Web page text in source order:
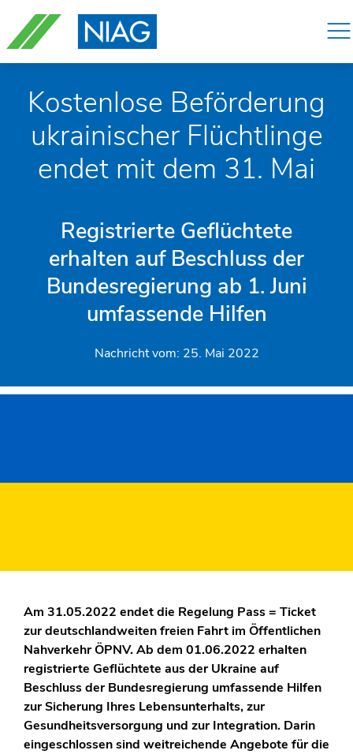
überspringen
Kostenlose Beförderung
ukrainischer Flüchtlinge
endet mit dem 31. Mai
Registrierte Geflüchtete
erhalten auf Beschluss der
Bundesregierung ab 1. Juni
umfassende Hilfen
Nachricht vom: 25. Mai 2022
Am 31.05.2022 endet die Regelung Pass = Ticket
zur deutschlandweiten freien Fahrt im Öffentlichen
Nahverkehr ÖPNV. Ab dem 01.06.2022 erhalten
registrierte Geflüchtete aus der Ukraine auf
Beschluss der Bundesregierung umfassende Hilfen
zur Sicherung Ihres Lebensunterhalts, zur
Gesundheitsversorgung und zur Integration. Darin
eingeschlossen sind weitreichende Angebote für die